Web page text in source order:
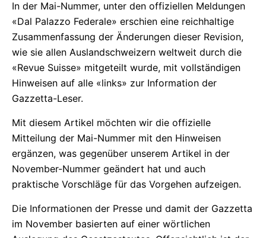
In der Mai-Nummer, unter den offiziellen Meldungen
«Dal Palazzo Federale» erschien eine reichhaltige
Zusammenfassung der Änderungen dieser Revision,
wie sie allen Auslandschweizern weltweit durch die
«Revue Suisse» mitgeteilt wurde, mit vollständigen
Hinweisen auf alle «links» zur Information der
Gazzetta-Leser.
Mit diesem Artikel möchten wir die offizielle
Mitteilung der Mai-Nummer mit den Hinweisen
ergänzen, was gegenüber unserem Artikel in der
November-Nummer geändert hat und auch
praktische Vorschläge für das Vorgehen aufzeigen.
Die Informationen der Presse und damit der Gazzetta
im November basierten auf einer wörtlichen